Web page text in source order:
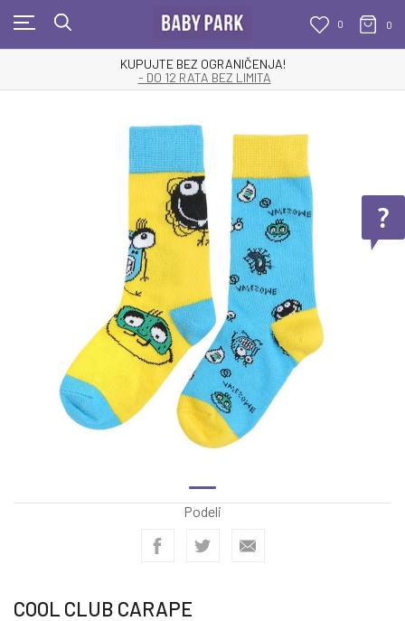
0 0
KUPUJTE BEZ OGRANIČENJA!
- DO 12 RATA BEZ LIMITA
Podeli
COOL CLUB CARAPE